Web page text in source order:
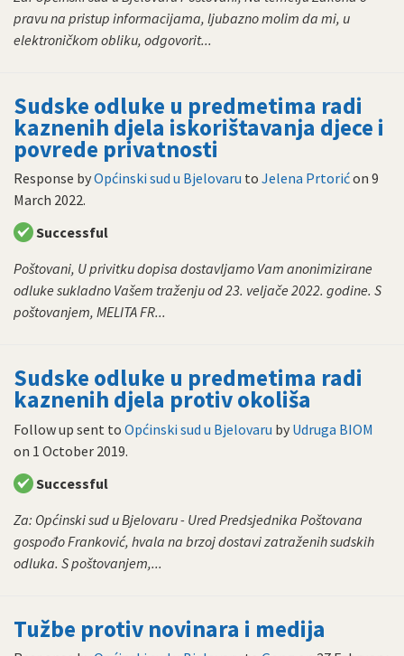
pravu na pristup informacijama, ljubazno molim da mi, u
elektroničkom obliku, odgovorit...
Sudske odluke u predmetima radi
kaznenih djela iskorištavanja djece i
povrede privatnosti
Response byOpćinski sud u Bjelovaru to Jelena Prtorićon 9
March 2022.
Successful
Poštovani, U privitku dopisa dostavljamo Vam anonimizirane
odluke sukladno Vašem traženju od 23. veljače 2022. godine. S
poštovanjem, MELITA FR...
Sudske odluke u predmetima radi
kaznenih djela protiv okoliša
Follow up sent to Općinski sud u Bjelovaru by Udruga BIOM
on 1 October 2019.
Successful
Za: Općinski sud u Bjelovaru - Ured Predsjednika Poštovana
gospođo Franković, hvala na brzoj dostavi zatraženih sudskih
odluka. S poštovanjem,...
Tužbe protiv novinara i medija